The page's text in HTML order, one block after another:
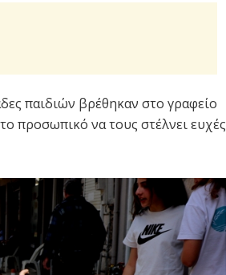
παιδιών βρέθηκαν στο γραφείο
προσωπικό να τους στέλνει ευχές